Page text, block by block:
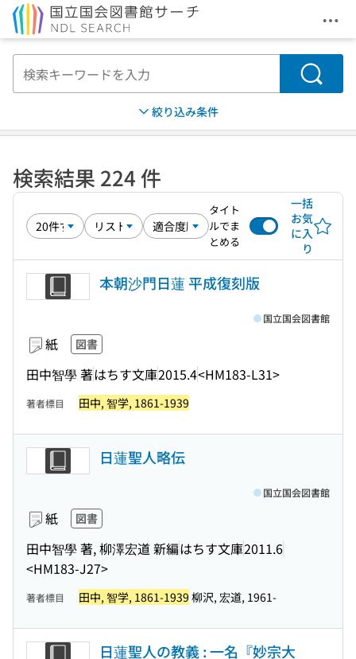
メ
検索
絞り込み条件
検索結果 224 件
タイト
ルでま
とめる
一括
お気
に入
り
本朝沙門日蓮 平成復刻版
紙 図書
田中智學 著はちす文庫2015.4<HM183-L31>
国立国会図書館
著者標目 田中, 智学, 1861-1939
日蓮聖人略伝
紙 図書
田中智學 著, 柳澤宏道 新編はちす文庫2011.6
<HM183-J27>
国立国会図書館
著者標目 田中, 智学, 1861-1939 柳沢, 宏道, 1961-
日蓮聖人の教義 : 一名『妙宗大